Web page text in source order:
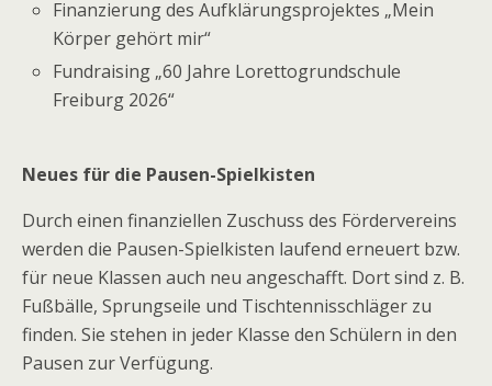
Finanzierung des Aufklärungsprojektes „Mein
Körper gehört mir“
Fundraising „60 Jahre Lorettogrundschule
Freiburg 2026“
Neues für die Pausen-Spielkisten
Durch einen finanziellen Zuschuss des Fördervereins
werden die Pausen-Spielkisten laufend erneuert bzw.
für neue Klassen auch neu angeschafft. Dort sind z. B.
Fußbälle, Sprungseile und Tischtennisschläger zu
finden. Sie stehen in jeder Klasse den Schülern in den
Pausen zur Verfügung.